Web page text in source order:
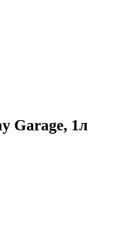
Garage, 1л